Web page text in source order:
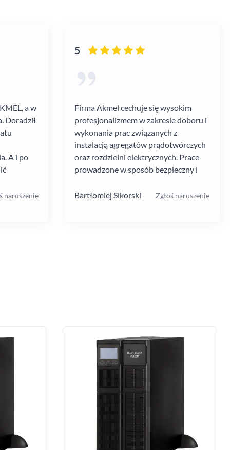
a w
Doradził
A i po
naruszenie
5
Firma Akmel cechuje się wysokim
profesjonalizmem w zakresie doboru i
wykonania prac związanych z
instalacją agregatów prądotwórczych
oraz rozdzielni elektrycznych. Prace
prowadzone w sposób bezpieczny i
Jakość i rodzaj stosowanych
Bartłomiej Sikorski Zgłoś naruszenie